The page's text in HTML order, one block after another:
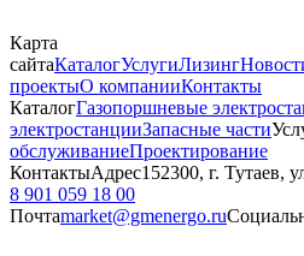
Карта
сайтаКаталогУслугиЛизинг
проектыО компанииКонтакты
КаталогГазопоршневые
электростанцииЗапасные части
обслуживаниеПроектирование
КонтактыАдрес152300, г. Тутаев,
8 901 059 18 00
Почтаmarket@gmenergo.ru